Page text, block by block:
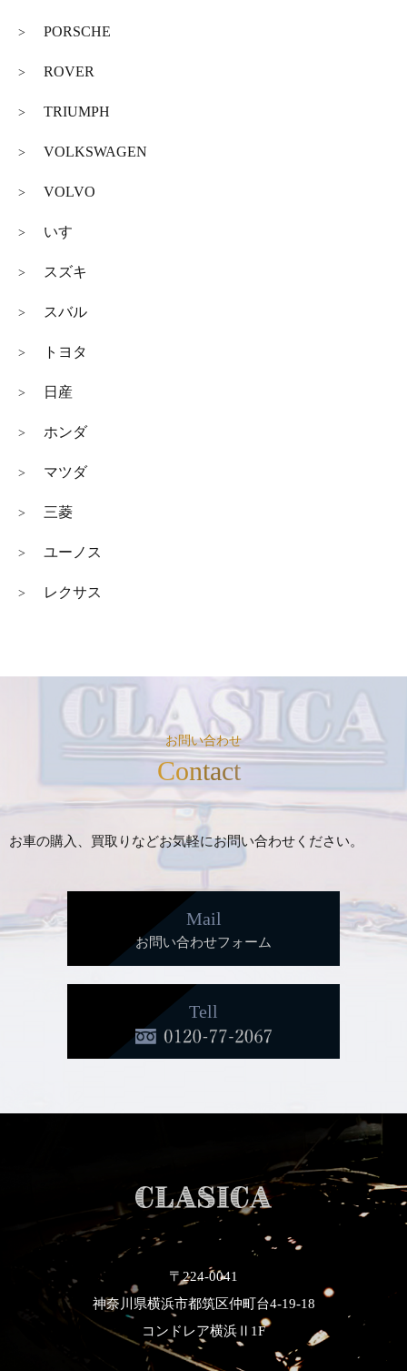
> PORSCHE
> ROVER
> TRIUMPH
> VOLKSWAGEN
> VOLVO
> いすゞ
> スズキ
> スバル
> トヨタ
> 日産
> ホンダ
> マツダ
> 三菱
> ユーノス
> レクサス
お問い合わせ
Contact
お車の購入、買取りなどお気軽にお問い合わせください。
Mail
お問い合わせフォーム
Tell
〒224-0041
神奈川県横浜市都筑区仲町台4-19-18
コンドレア横浜Ⅱ1F